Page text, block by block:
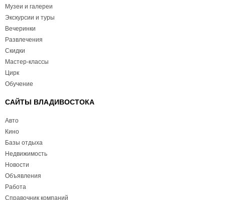
Музеи и галереи
Экскурсии и туры
Вечеринки
Развлечения
Скидки
Мастер-классы
Цирк
Обучение
САЙТЫ ВЛАДИВОСТОКА
Авто
Кино
Базы отдыха
Недвижимость
Новости
Объявления
Работа
Справочник компаний